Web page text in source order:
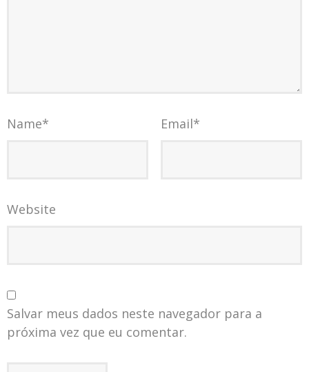
Name* Email*
Website
Salvar meus dados neste navegador para a
próxima vez que eu comentar.